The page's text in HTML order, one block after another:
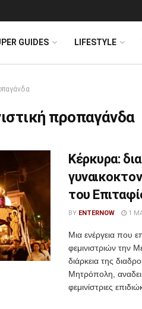
GUIDES LIFESTYLE
προπαγάνδα
Κέρκυρα:
του
BY ENTERNOW 1
Μια ενέργεια που
φεμινιστριών την
διάρκεια της
Μητρόπολη,
φεμινίστριες